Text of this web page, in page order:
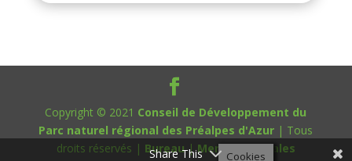
Copyright © 2021 Conseil de Développement du
Parc naturel régional des Préalpes d'Azur | Tous
droits réservés | Bureau|Mentions légales
Cookies
Share This